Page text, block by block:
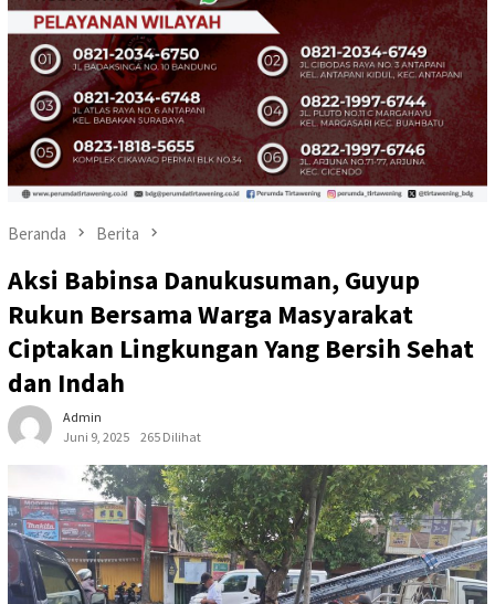
Beranda Berita
Aksi Babinsa Danukusuman, Guyup
Rukun Bersama Warga Masyarakat
Ciptakan Lingkungan Yang Bersih Sehat
dan Indah
Admin
Juni 9, 2025
265 Dilihat